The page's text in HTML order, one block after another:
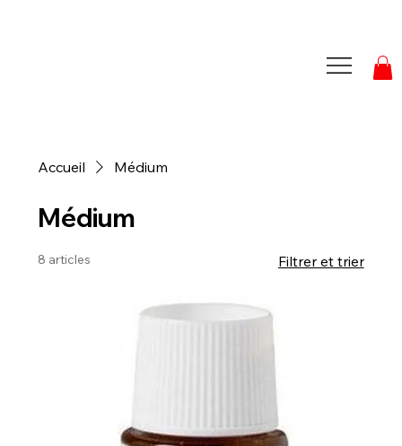
Accueil Médium
Médium
8 articles Filtrer et trier